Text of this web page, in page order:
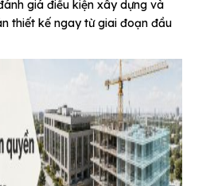
giá điều kiện xây dựng và
thiết kế ngay từ giai đoạn đầu